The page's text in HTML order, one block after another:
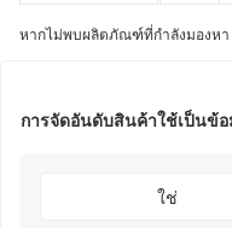
หากไม่พบผลิตภัณฑ์ที่กำลังมองหา
การจัดอันดับสินค้าใช้เป็นข้อ
ใช่